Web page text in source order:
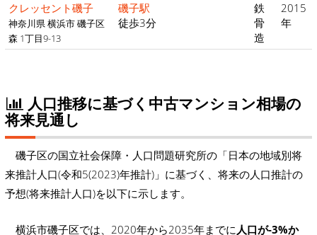
クレッセント磯子
神奈川県 横浜市 磯子区
森 1丁目9-13
磯子駅
徒歩3分
鉄
骨
造
2015
年
人口推移に基づく中古マンション相場の
将来見通し
磯子区の国立社会保障・人口問題研究所の「日本の地域別将
来推計人口(令和5(2023)年推計)」に基づく、将来の人口推計の
予想(将来推計人口)を以下に示します。
横浜市磯子区では、2020年から2035年までに 人口が-3%か